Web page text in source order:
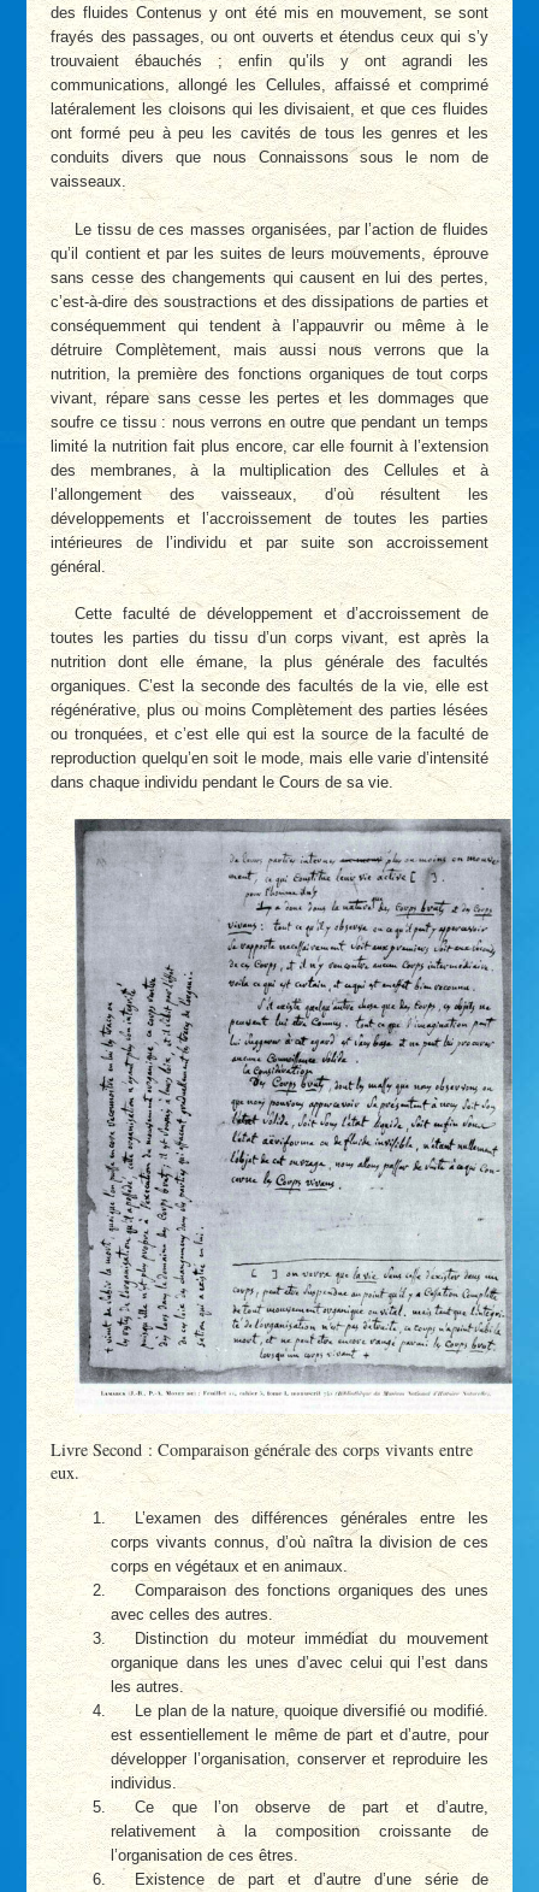
des fluides Contenus y ont été mis en mouvement, se sont
frayés des passages, ou ont ouverts et étendus ceux qui s’y
trouvaient ébauchés ; enfin qu’ils y ont agrandi les
communications, allongé les Cellules, affaissé et comprimé
latéralement les cloisons qui les divisaient, et que ces fluides
ont formé peu à peu les cavités de tous les genres et les
conduits divers que nous Connaissons sous le nom de
vaisseaux.
Le tissu de ces masses organisées, par l’action de fluides
qu’il contient et par les suites de leurs mouvements, éprouve
sans cesse des changements qui causent en lui des pertes,
c’est-à-dire des soustractions et des dissipations de parties et
conséquemment qui tendent à l’appauvrir ou même à le
détruire Complètement, mais aussi nous verrons que la
nutrition, la première des fonctions organiques de tout corps
vivant, répare sans cesse les pertes et les dommages que
soufre ce tissu : nous verrons en outre que pendant un temps
limité la nutrition fait plus encore, car elle fournit à l’extension
des membranes, à la multiplication des Cellules et à
l’allongement des vaisseaux, d’où résultent les
développements et l’accroissement de toutes les parties
intérieures de l’individu et par suite son accroissement
général.
Cette faculté de développement et d’accroissement de
toutes les parties du tissu d’un corps vivant, est après la
nutrition dont elle émane, la plus générale des facultés
organiques. C’est la seconde des facultés de la vie, elle est
régénérative, plus ou moins Complètement des parties lésées
ou tronquées, et c’est elle qui est la source de la faculté de
reproduction quelqu’en soit le mode, mais elle varie d’intensité
dans chaque individu pendant le Cours de sa vie.
Livre Second : Comparaison générale des corps vivants entre
eux.
L’examen des différences générales entre les
corps vivants connus, d’où naîtra la division de ces
corps en végétaux et en animaux.
Comparaison des fonctions organiques des unes
avec celles des autres.
Distinction du moteur immédiat du mouvement
organique dans les unes d’avec celui qui l’est dans
les autres.
Le plan de la nature, quoique diversifié ou modifié.
est essentiellement le même de part et d’autre, pour
développer l’organisation, conserver et reproduire les
individus.
Ce que l’on observe de part et d’autre,
relativement à la composition croissante de
l’organisation de ces êtres.
Existence de part et d’autre d’une série de